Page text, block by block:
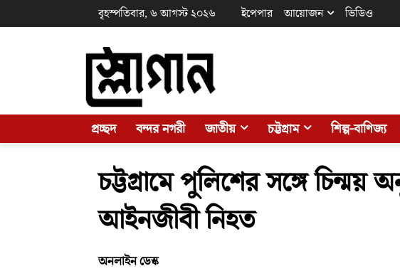
বৃহস্পতিবার, ৬ আগস্ট ২০২৬ ইপেপার আয়োজন ভিডিও
প্রচ্ছদ বন্দর নগরী জাতীয় চট্টগ্রাম শিল্প-বাণিজ্য
চট্টগ্রামে পুলিশের সঙ্গে চিন্ময়
আইনজীবী নিহত
অনলাইন ডেস্ক